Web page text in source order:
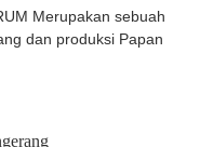
Merupakan sebuah
dan produksi Papan